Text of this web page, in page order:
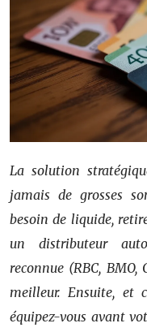
La solution
jamais de grosses
besoin de liquide,
un distributeur
reconnue (RBC,
meilleur. Ensuite, et
équipez-vous avant